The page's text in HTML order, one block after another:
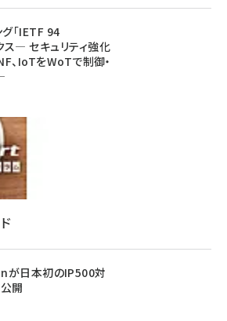
「IETF 94
ス― セキュリティ強化
、IoTをWoTで制御・
日本初のIP500対
開